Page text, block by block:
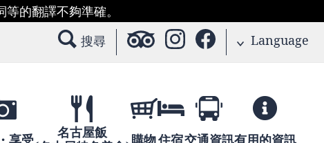
的翻譯不夠準確。
搜尋 Language
享受
名古屋飯
購物住宿交通資訊有用的資訊